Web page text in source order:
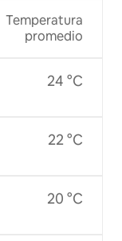
Temperatura
promedio
24 °C
22 °C
20 °C